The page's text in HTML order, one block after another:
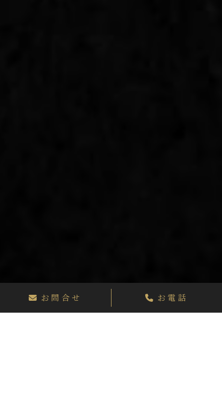
S&Y REALTY CO, LTD.
お問合せ お電話